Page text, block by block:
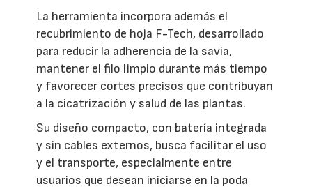
La herramienta incorpora además el
recubrimiento de hoja F-Tech, desarrollado
para reducir la adherencia de la savia,
mantener el filo limpio durante más tiempo
y favorecer cortes precisos que contribuyan
a la cicatrización y salud de las plantas.
Su diseño compacto, con batería integrada
y sin cables externos, busca facilitar el uso
y el transporte, especialmente entre
usuarios que desean iniciarse en la poda